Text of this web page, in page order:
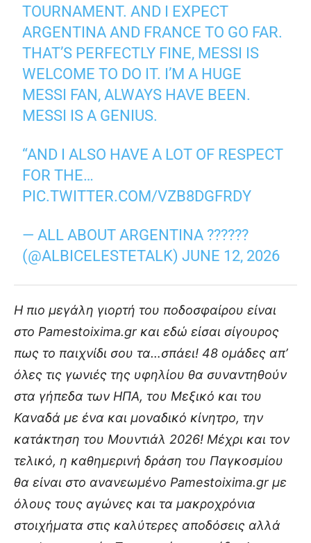
TOURNAMENT. AND I EXPECT
ARGENTINA AND FRANCE TO GO FAR.
THAT’S PERFECTLY FINE, MESSI IS
WELCOME TO DO IT. I’M A HUGE
MESSI FAN, ALWAYS HAVE BEEN.
MESSI IS A GENIUS.
“AND I ALSO HAVE A LOT OF RESPECT
FOR THE…
PIC.TWITTER.COM/VZB8DGFRDY
— ALL ABOUT ARGENTINA ??????
(@ALBICELESTETALK)JUNE 12, 2026
Η πιο μεγάλη γιορτή του ποδοσφαίρου είναι
στο Pamestoixima.gr και εδώ είσαι σίγουρος
πως το παιχνίδι σου τα…σπάει! 48 ομάδες απ’
όλες τις γωνιές της υφηλίου θα συναντηθούν
στα γήπεδα των ΗΠΑ, του Μεξικό και του
Καναδά με ένα και μοναδικό κίνητρο, την
κατάκτηση του Μουντιάλ 2026! Μέχρι και τον
τελικό, η καθημερινή δράση του Παγκοσμίου
θα είναι στο ανανεωμένο Pamestoixima.gr με
όλους τους αγώνες και τα μακροχρόνια
στοιχήματα στις καλύτερες αποδόσεις αλλά